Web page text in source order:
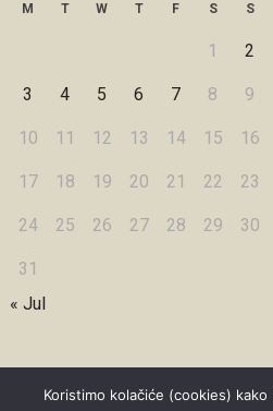
M T W T F S S
1 2
3 4 5 6 7 8 9
10 11 12 13 14 15 16
17 18 19 20 21 22 23
24 25 26 27 28 29 30
31
« Jul
Koristimo kolačiće (cookies)